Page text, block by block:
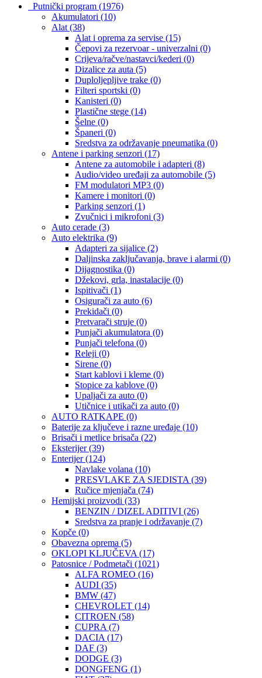
Putnički program (1976)
Akumulatori (10)
Alat (38)
Alat i oprema za servise (15)
Čepovi za rezervoar - univerzalni (0)
Crijeva/račve/nastavci/kederi (0)
Dizalice za auta (5)
Duploljepljive trake (0)
Filteri sportski (0)
Kanisteri (0)
Plastične stege (14)
Šelne (0)
Španeri (0)
Sredstva za održavanje pneumatika (0)
Antene i parking senzori (17)
Antene za automobile i adapteri (8)
Audio/video uređaji za automobile (5)
FM modulatori MP3 (0)
Kamere i monitori (0)
Parking senzori (1)
Zvučnici i mikrofoni (3)
Auto cerade (3)
Auto elektrika (9)
Adapteri za sijalice (2)
Daljinska zaključavanja, brave i alarmi (0)
Dijagnostika (0)
Džekovi, grla, inastalacije (0)
Ispitivači (1)
Osigurači za auto (6)
Prekidači (0)
Pretvarači struje (0)
Punjači akumulatora (0)
Punjači telefona (0)
Releji (0)
Sirene (0)
Start kablovi i kleme (0)
Stopice za kablove (0)
Upaljači za auto (0)
Utičnice i utikači za auto (0)
AUTO RATKAPE (0)
Baterije za ključeve i razne uređaje (10)
Brisači i metlice brisača (22)
Eksterijer(39)
Enterijer(124)
Navlake volana (10)
PRESVLAKE ZA SJEDISTA (39)
Ručice mjenjača (74)
Hemijski proizvodi (33)
BENZIN / DIZEL ADITIVI (26)
Sredstva za pranje i održavanje (7)
Kopče (0)
Obavezna oprema (5)
OKLOPI KLJUČEVA (17)
Patosnice / Podmetači (1021)
ALFA ROMEO (16)
AUDI (35)
BMW (47)
CHEVROLET (14)
CITROEN (58)
CUPRA (7)
DACIA (17)
DAF (3)
DODGE (3)
DONGFENG (1)